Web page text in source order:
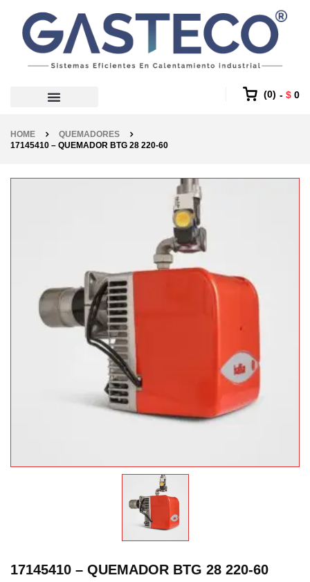
0 $0
HOME
QUEMADORES
17145410 – QUEMADOR BTG 28 220-60
17145410 – QUEMADOR BTG 28 220-60